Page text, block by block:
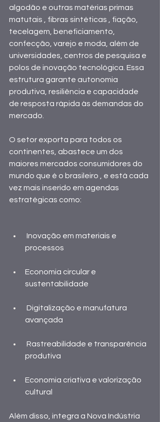
algodão e outras matérias primas
matutais , fibras sintéticas , fiação,
tecelagem, beneficiamento,
confecção, varejo e moda, além de
universidades, centros de pesquisa e
polos de inovação tecnológica. Essa
estrutura garante autonomia
produtiva, resiliência e capacidade
de resposta rápida às demandas do
mercado.
O setor exporta para todos os
continentes, abastece um dos
maiores mercados consumidores do
mundo que é o brasileiro , e está cada
vez mais inserido em agendas
estratégicas como:
Inovação em materiais e
processos
Economia circular e
sustentabilidade
avançada
produtiva
Economia criativa e valorização
cultural
Além disso, integra a Nova Indústria